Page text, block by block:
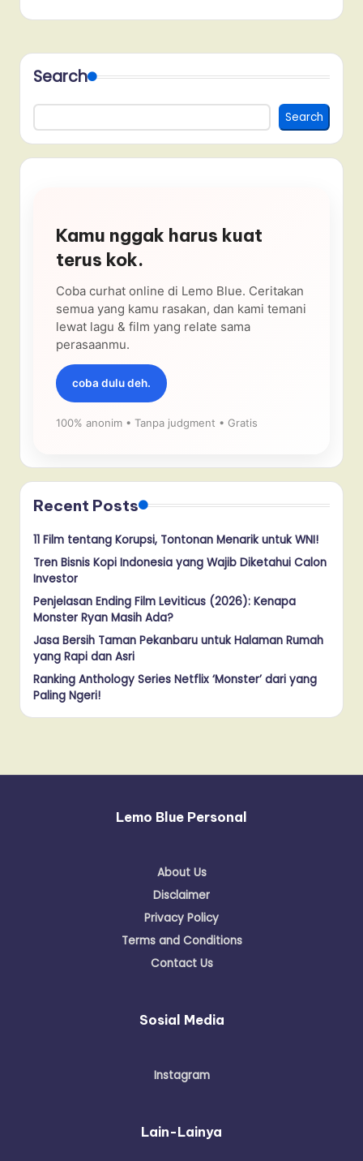
Search
Search
Kamu nggak harus kuat
terus kok.
Coba curhat online di Lemo Blue. Ceritakan
semua yang kamu rasakan, dan kami temani
lewat lagu & film yang relate sama
perasaanmu.
coba dulu deh.
100% anonim • Tanpa judgment • Gratis
Recent Posts
11 Film tentang Korupsi, Tontonan Menarik untuk WNI!
Tren Bisnis Kopi Indonesia yang Wajib Diketahui Calon
Investor
Penjelasan Ending Film Leviticus (2026): Kenapa
Monster Ryan Masih Ada?
Jasa Bersih Taman Pekanbaru untuk Halaman Rumah
yang Rapi dan Asri
Ranking Anthology Series Netflix ‘Monster’ dari yang
Paling Ngeri!
Lemo Blue Personal
About Us
Disclaimer
Privacy Policy
Terms and Conditions
Contact Us
Sosial Media
Instagram
Lain-Lainya